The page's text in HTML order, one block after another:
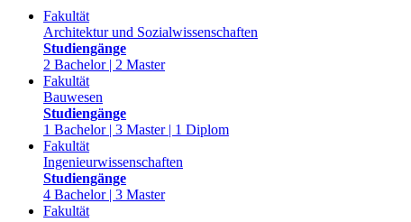
Fakultät
Architektur und Sozialwissenschaften
Studiengänge
2 Bachelor | 2 Master
Fakultät
Bauwesen
Studiengänge
1 Bachelor | 3 Master | 1 Diplom
Fakultät
Ingenieurwissenschaften
Studiengänge
4 Bachelor | 3 Master
Fakultät